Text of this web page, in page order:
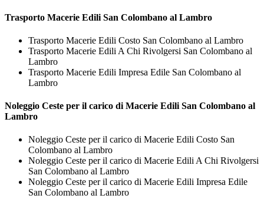
Trasporto Macerie Edili San Colombano al Lambro
Trasporto Macerie Edili Costo San Colombano al Lambro
Trasporto Macerie Edili A Chi Rivolgersi San Colombano al
Lambro
Trasporto Macerie Edili Impresa Edile San Colombano al
Lambro
Noleggio Ceste per il carico di Macerie Edili San Colombano al
Lambro
Noleggio Ceste per il carico di Macerie Edili Costo San
Colombano al Lambro
Noleggio Ceste per il carico di Macerie Edili A Chi Rivolgersi
San Colombano al Lambro
Noleggio Ceste per il carico di Macerie Edili Impresa Edile
San Colombano al Lambro